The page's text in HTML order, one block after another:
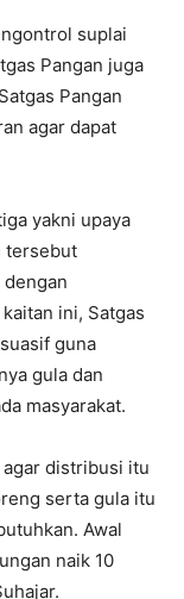
suplai
Pangan juga
Pangan
agar dapat
yakni upaya
tersebut
ini, Satgas
guna
gula dan
masyarakat.
agar distribusi itu
serta gula itu
Awal
naik 10